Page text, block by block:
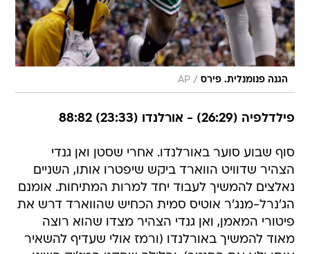
הגנה פנומנלית. פירס /
AP
פילדלפיה (26:29) - אורלנדו (23:33) 88:82
סוף שבוע סוער באורלנדו. אחרי שסטן ואן גנדי
הצהיר שדוויט הווארד ביקש שיפטרו אותו, השניים
נאלצים להמשיך לעבוד יחד למרות המתיחות. אומנם
הג'נרל-מנג'ר אוטיס סמית הכחיש שהווארד דרש את
פיטורי המאמן, ואן גנדי הצהיר מצדו שהוא רוצה
מאוד להמשיך באורלנדו (ורמז אולי שעדיף להשאיר